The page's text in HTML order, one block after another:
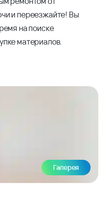
и переезжайте! Вы
на поиске
материалов.
Галерея